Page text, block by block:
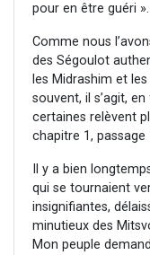
pour en être guéri
Comme nous
des Ségoulot
les Midrashim et
souvent, il s’agit,
certaines relèvent
chapitre 1,
Il y a bien
qui se tournaient
insignifiantes,
minutieux des
Mon peuple